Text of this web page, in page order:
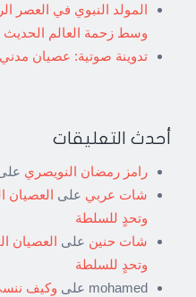
المولد النبوي في العصر
وسط زحمة العالم الحديث
تدوينة صوتية: عصيان مدني
أحدث التعليقات
رامز رمضان النويصري
شات عربي على
وتحدٍ للسلطة
شات حنين على العصيان
وتحدٍ للسلطة
mohamed على وكيف